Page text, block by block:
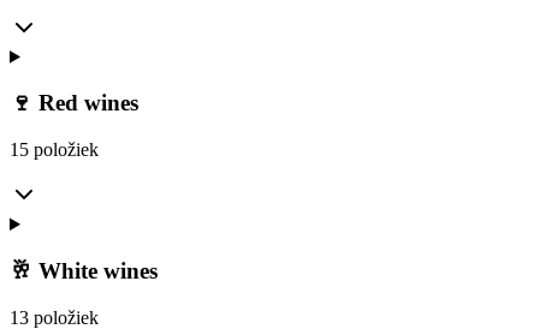
🍷 Red wines
15 položiek
🥂 White wines
13 položiek